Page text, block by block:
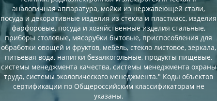
аналогичная аппаратура, мойки из нержавеющей стали,
посуда и декоративные изделия из стекла и пластмасс, изделия
фарфоровые, посуда и хозяйственные изделия стальные,
приборы столовые, мясорубки бытовые, приспособления для
обработки овощей и фруктов, мебель, стекло листовое, зеркала,
питьевая вода, напитки безалкогольные, продукты пищевые,
системы менеджмента качества, системы менеджмента охраны
труда, системы экологического менеджмента." Коды объектов
сертификации по Общероссийским классификаторам не
указаны.